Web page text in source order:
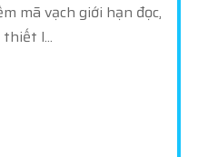
mã vạch giới hạn đọc,
l...